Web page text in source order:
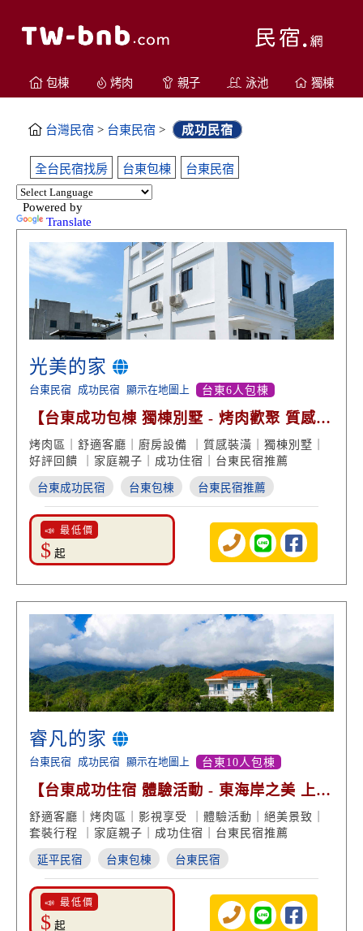
包棟 烤肉 親子 泳池 獨棟
台灣民宿 > 台東民宿 > 成功民宿
全台民宿找房 台東包棟 台東民宿
Powered by
Translate
光美的家
台東民宿 成功民宿 顯示在地圖上 台東6人包棟
【台東成功包棟 獨棟別墅 - 烤肉歡聚 質感美
學 高分好評】
烤肉區｜舒適客廳｜廚房設備 ｜質感裝潢｜獨棟別墅｜
好評回饋 ｜家庭親子｜成功住宿｜台東民宿推薦
台東成功民宿 台東包棟 台東民宿推薦
📣 最低價
$ 起
睿凡的家
台東民宿 成功民宿 顯示在地圖上 台東10人包棟
【台東成功住宿 體驗活動 - 東海岸之美 上山
下海美景】
舒適客廳｜烤肉區｜影視享受 ｜體驗活動｜絕美景致｜
套裝行程 ｜家庭親子｜成功住宿｜台東民宿推薦
延平民宿 台東包棟 台東民宿
📣 最低價
$ 起